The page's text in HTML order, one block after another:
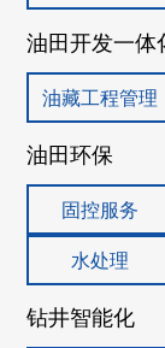
油田开发一体
油藏工程管理
油田环保
固控服务
水处理
钻井智能化